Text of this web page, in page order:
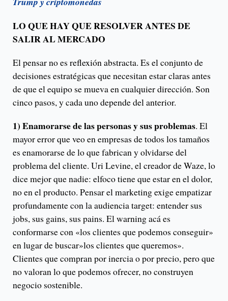
LO QUE HAY QUE RESOLVER ANTES DE
SALIR AL MERCADO
El pensar no es reflexión abstracta. Es el conjunto de
decisiones estratégicas que necesitan estar claras antes
de que el equipo se mueva en cualquier dirección. Son
cinco pasos, y cada uno depende del anterior.
1) Enamorarse de las personas y sus problemas. El
mayor error que veo en empresas de todos los tamaños
es enamorarse de lo que fabrican y olvidarse del
problema del cliente. Uri Levine, el creador de Waze, lo
dice mejor que nadie: elfoco tiene que estar en el dolor,
no en el producto. Pensar el marketing exige empatizar
profundamente con la audiencia target: entender sus
jobs, sus gains, sus pains. El warning acá es
conformarse con «los clientes que podemos conseguir»
en lugar de buscar»los clientes que queremos».
Clientes que compran por inercia o por precio, pero que
no valoran lo que podemos ofrecer, no construyen
negocio sostenible.